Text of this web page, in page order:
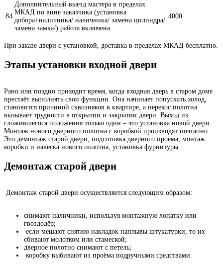
84
Дополнительный выезд мастера в пределах
МКАД по вине заказчика (установка
добора+наличника/ наличника/ замена цилиндра/
замена замка/) работа включена.
4000
При заказе двери с установкой, доставка в пределах МКАД бесплатно.
Этапы установки входной двери
Рано или поздно приходит время, когда входная дверь в старом доме
престаёт выполнять свои функции. Она начинает попускать холод,
становится причиной сквозняков в квартире, а перекос полотна
вызывает трудности в открытии и закрытии двери. Выход из
сложившегося положения только один – это установка новой двери.
Монтаж нового дверного полотна с коробкой производят поэтапно.
Это демонтаж старой двери, подготовка дверного проёма, монтаж
коробки и навеска нового полотна, установка фурнитуры.
Демонтаж старой двери
Демонтаж старой двери осуществляется следующим образом:
снимают наличники, используя монтажную лопатку или
гвоздодёр;
если мешают снятию накладок наплывы штукатурки, то их
сбивают молотком или стамеской;
дверное полотно снимают с петель;
коробку выбивают из проёма подручными средствами.